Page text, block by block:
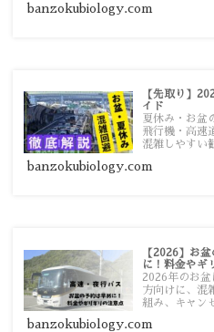
い移動方法を
banzokubiology.com
【先取り】
イド
夏休み・お盆
飛行機・高速
混雑しやすい
banzokubiology.com
【2026】お
に！料金やギ
2026年のお盆
方向けに、混
組み、キャン
banzokubiology.com